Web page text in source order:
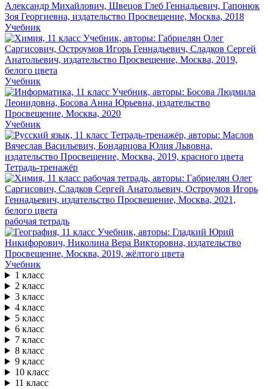
Учебник
Учебник
Учебник
Тетрадь-тренажёр
рабочая тетрадь
Учебник
1 класс
2 класс
3 класс
4 класс
5 класс
6 класс
7 класс
8 класс
9 класс
10 класс
11 класс